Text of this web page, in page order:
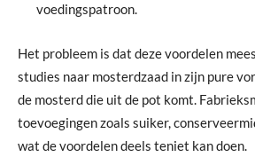
voedingspatroon.
Het probleem is dat deze voordelen
studies naar mosterdzaad in zijn pure
de mosterd die uit de pot komt.
toevoegingen zoals suiker,
wat de voordelen deels teniet kan doen.